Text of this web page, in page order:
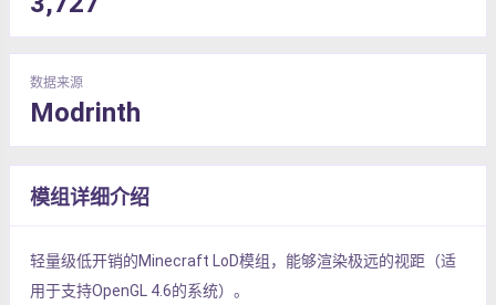
数据来源
Modrinth
模组详细介绍
轻量级低开销的Minecraft LoD模组，能够渲染极远的视距（适
用于支持OpenGL 4.6的系统）。